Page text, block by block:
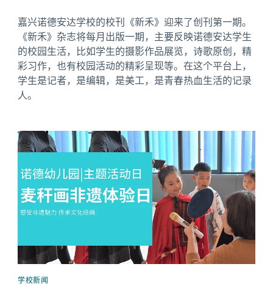
嘉兴诺德安达学校的校刊《新禾》迎来了创刊第一期。
《新禾》杂志将每月出版一期，主要反映诺德安达学生
的校园生活，比如学生的摄影作品展览，诗歌原创，精
彩习作，也有校园活动的精彩呈现等。在这个平台上，
学生是记者，是编辑，是美工，是青春热血生活的记录
人。
News image
学校新闻